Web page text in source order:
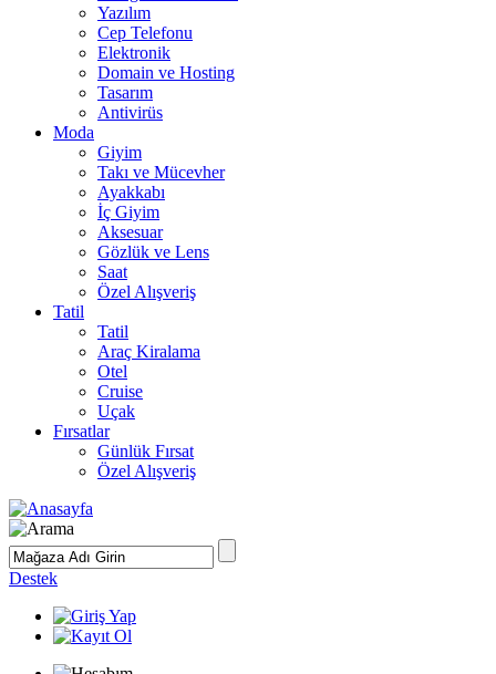
Yazılım
Cep Telefonu
Elektronik
Domain ve Hosting
Tasarım
Antivirüs
Moda
Giyim
Takı ve Mücevher
Ayakkabı
İç Giyim
Aksesuar
Gözlük ve Lens
Saat
Özel Alışveriş
Tatil
Tatil
Araç Kiralama
Otel
Cruise
Uçak
Fırsatlar
Günlük Fırsat
Özel Alışveriş
Destek